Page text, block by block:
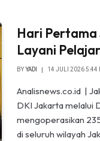
Hari Pertama
Layani
BYYADI 14 JULI 2026 5:44
Analisnews.co.id |
DKI Jakarta melalui
mengoperasikan
di seluruh wilayah